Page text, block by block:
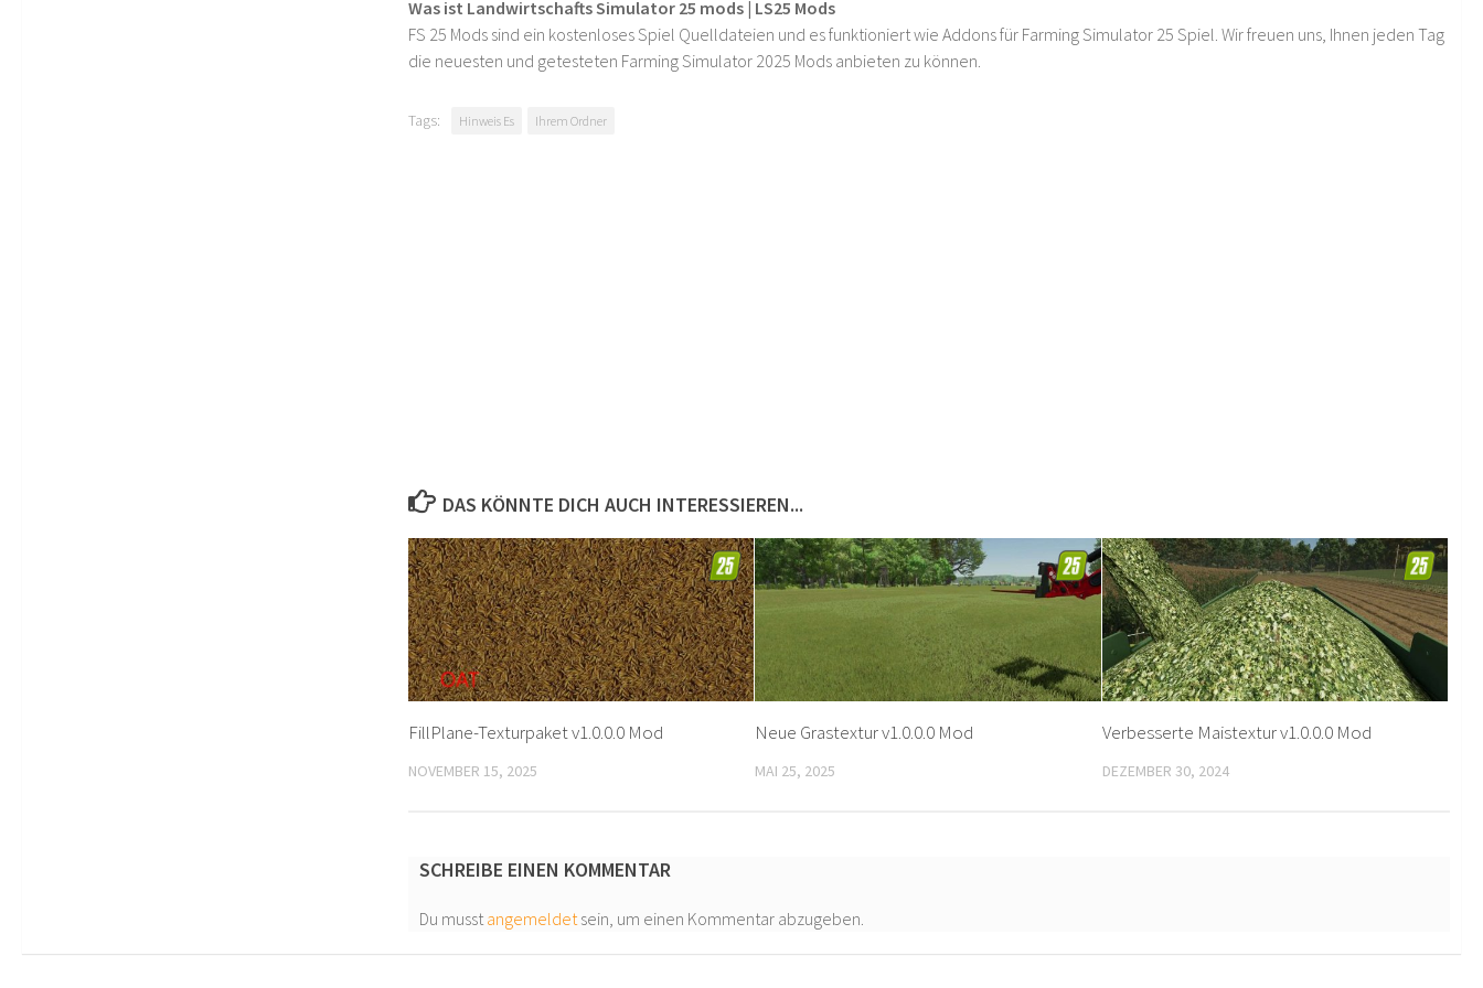
Was ist Landwirtschafts Simulator 25 mods | LS25 Mods
FS 25 Mods sind ein kostenloses Spiel Quelldateien und es funktioniert wie Addons für Farming Simulator 25 Spiel. Wir freuen uns, Ihnen jeden Tag
die neuesten und getesteten Farming Simulator 2025 Mods anbieten zu können.
Tags: Hinweis Es Ihrem Ordner
DAS KÖNNTE DICH AUCH INTERESSIEREN...
FillPlane-Texturpaket v1.0.0.0 Mod
NOVEMBER 15, 2025
Neue Grastextur v1.0.0.0 Mod
MAI 25, 2025
Verbesserte Maistextur v1.0.0.0 Mod
DEZEMBER 30, 2024
SCHREIBE EINEN KOMMENTAR
Du musstangemeldetsein, um einen Kommentar abzugeben.